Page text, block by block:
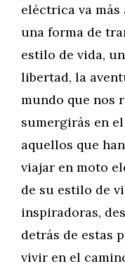
eléctrica va
una forma de
estilo de vida,
libertad, la
mundo que nos
sumergirás en
aquellos que
viajar en moto
de su estilo de
inspiradoras,
detrás de estas
vivir en el